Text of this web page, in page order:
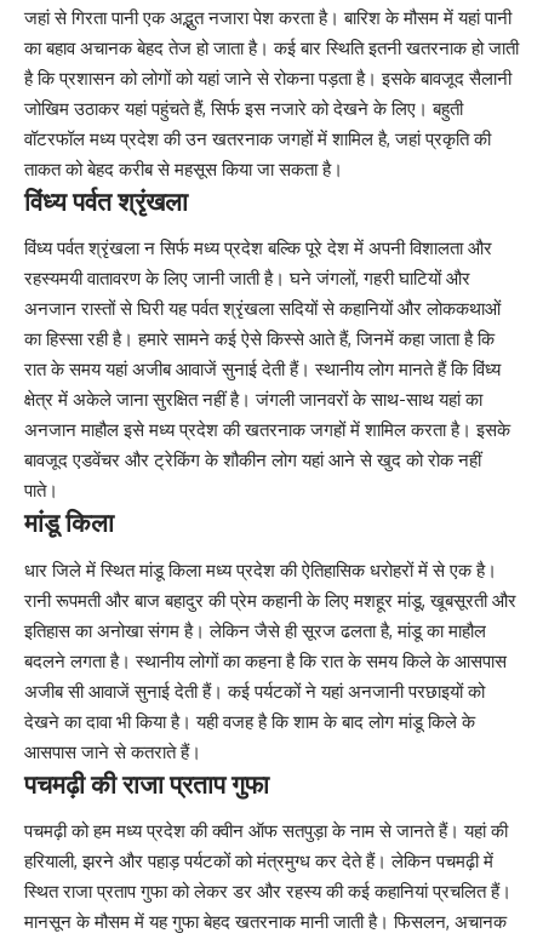
जहां से गिरता पानी एक अद्भुत नजारा पेश करता है। बारिश के मौसम में यहां पानी
का बहाव अचानक बेहद तेज हो जाता है। कई बार स्थिति इतनी खतरनाक हो जाती
है कि प्रशासन को लोगों को यहां जाने से रोकना पड़ता है। इसके बावजूद सैलानी
जोखिम उठाकर यहां पहुंचते हैं, सिर्फ इस नजारे को देखने के लिए। बहुती
वॉटरफॉल मध्य प्रदेश की उन खतरनाक जगहों में शामिल है, जहां प्रकृति की
ताकत को बेहद करीब से महसूस किया जा सकता है।
विंध्य पर्वत श्रृंखला
विंध्य पर्वत श्रृंखला न सिर्फ मध्य प्रदेश बल्कि पूरे देश में अपनी विशालता और
रहस्यमयी वातावरण के लिए जानी जाती है। घने जंगलों, गहरी घाटियों और
अनजान रास्तों से घिरी यह पर्वत श्रृंखला सदियों से कहानियों और लोककथाओं
का हिस्सा रही है। हमारे सामने कई ऐसे किस्से आते हैं, जिनमें कहा जाता है कि
रात के समय यहां अजीब आवाजें सुनाई देती हैं। स्थानीय लोग मानते हैं कि विंध्य
क्षेत्र में अकेले जाना सुरक्षित नहीं है। जंगली जानवरों के साथ-साथ यहां का
अनजान माहौल इसे मध्य प्रदेश की खतरनाक जगहों में शामिल करता है। इसके
बावजूद एडवेंचर और ट्रेकिंग के शौकीन लोग यहां आने से खुद को रोक नहीं
पाते।
मांडू किला
धार जिले में स्थित मांडू किला मध्य प्रदेश की ऐतिहासिक धरोहरों में से एक है।
रानी रूपमती और बाज बहादुर की प्रेम कहानी के लिए मशहूर मांडू, खूबसूरती और
इतिहास का अनोखा संगम है। लेकिन जैसे ही सूरज ढलता है, मांडू का माहौल
बदलने लगता है। स्थानीय लोगों का कहना है कि रात के समय किले के आसपास
अजीब सी आवाजें सुनाई देती हैं। कई पर्यटकों ने यहां अनजानी परछाइयों को
देखने का दावा भी किया है। यही वजह है कि शाम के बाद लोग मांडू किले के
आसपास जाने से कतराते हैं।
पचमढ़ी की राजा प्रताप गुफा
पचमढ़ी को हम मध्य प्रदेश की क्वीन ऑफ सतपुड़ा के नाम से जानते हैं। यहां की
हरियाली, झरने और पहाड़ पर्यटकों को मंत्रमुग्ध कर देते हैं। लेकिन पचमढ़ी में
स्थित राजा प्रताप गुफा को लेकर डर और रहस्य की कई कहानियां प्रचलित हैं।
मानसून के मौसम में यह गुफा बेहद खतरनाक मानी जाती है। फिसलन, अचानक